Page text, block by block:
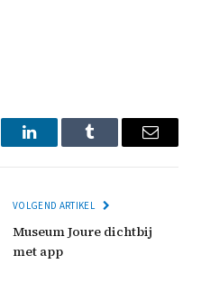
LinkedInTumblr Email
VOLGEND ARTIKEL
Museum Joure dichtbij
met app